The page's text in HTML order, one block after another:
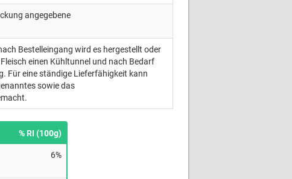
angegebene
Bestelleingang wird es hergestellt oder
einen Kühltunnel und nach Bedarf
Für eine ständige Lieferfähigkeit kann
sowie das
% RI (100g)
6%